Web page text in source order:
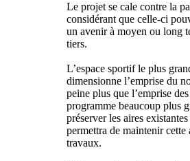
Le projet se cale contre la
considérant que celle-ci
un avenir à moyen ou long
tiers.
L’espace sportif le plus
dimensionne l’emprise du
peine plus que l’emprise
programme beaucoup plus
préserver les aires
permettra de maintenir
travaux.